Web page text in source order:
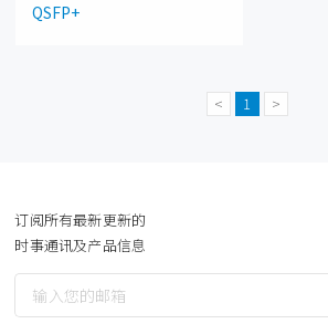
QSFP+
< 1 >
订阅所有最新更新的
时事通讯及产品信息